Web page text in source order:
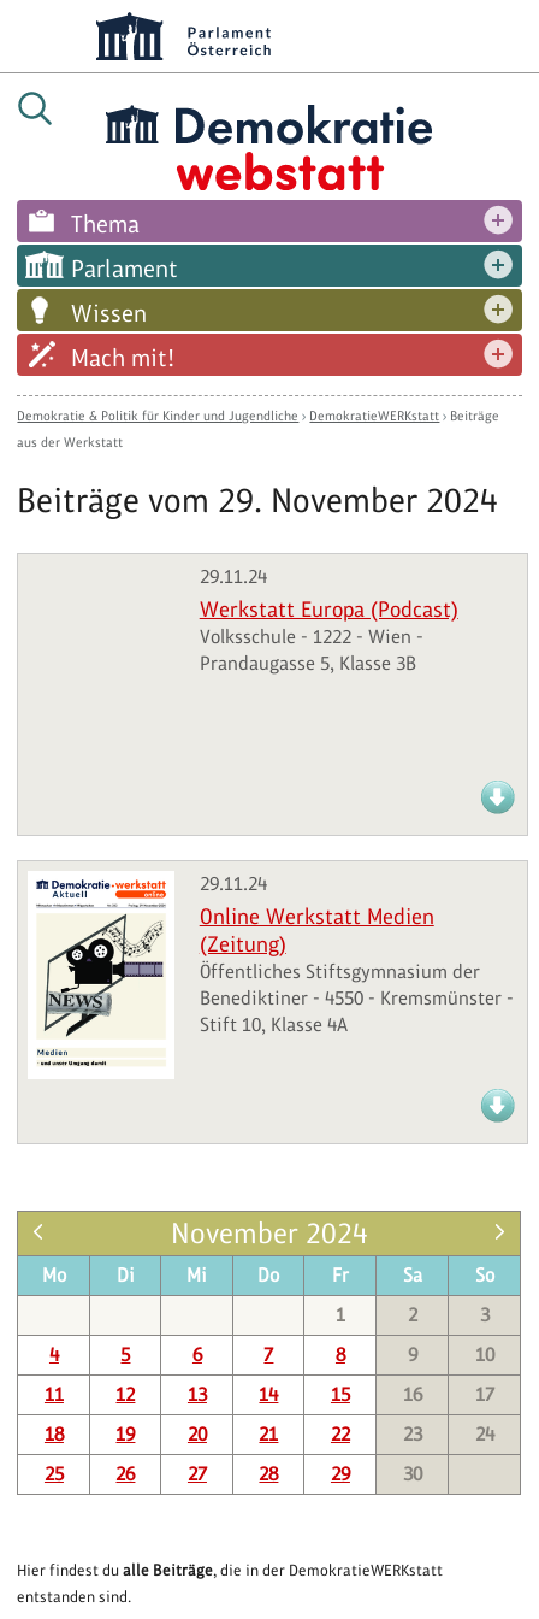
Thema
Parlament
Wissen
Mach mit!
Demokratie & Politik für Kinder und Jugendliche › DemokratieWERKstatt › Beiträge
aus der Werkstatt
Beiträge vom 29. November 2024
29.11.24
Werkstatt Europa (Podcast)
Volksschule - 1222 - Wien -
Prandaugasse 5, Klasse 3B
29.11.24
Online Werkstatt Medien
(Zeitung)
Öffentliches Stiftsgymnasium der
Benediktiner - 4550 - Kremsmünster -
Stift 10, Klasse 4A
November 2024
Mo Di Mi Do Fr Sa
So
1
2
3
4
5 6 7 8 9
10
11
12 13 14 15 16
17
18
19 20 21 22 23
24
25
26 27 28 29 30
Hier findest dualle Beiträge, die in der DemokratieWERKstatt
entstanden sind.